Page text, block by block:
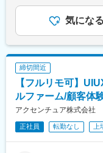
30名のチームで
※中途入社事例：
は子育て支援に力
短勤務も育休明け
■キャリア、やり
簡単には情報が得
大きいです。また
変更の範囲：無
◆業務内容
サービスとユー
結びつけ、「ある
験へと具現化して
また、AIをはじめ
入れながら、直感
・体験コンセプ
月給(月額)は固定
気になる
締切間近
【フルリモ可】
ルファーム/顧客体
アクセンチュア株式会社
正社員 転勤なし